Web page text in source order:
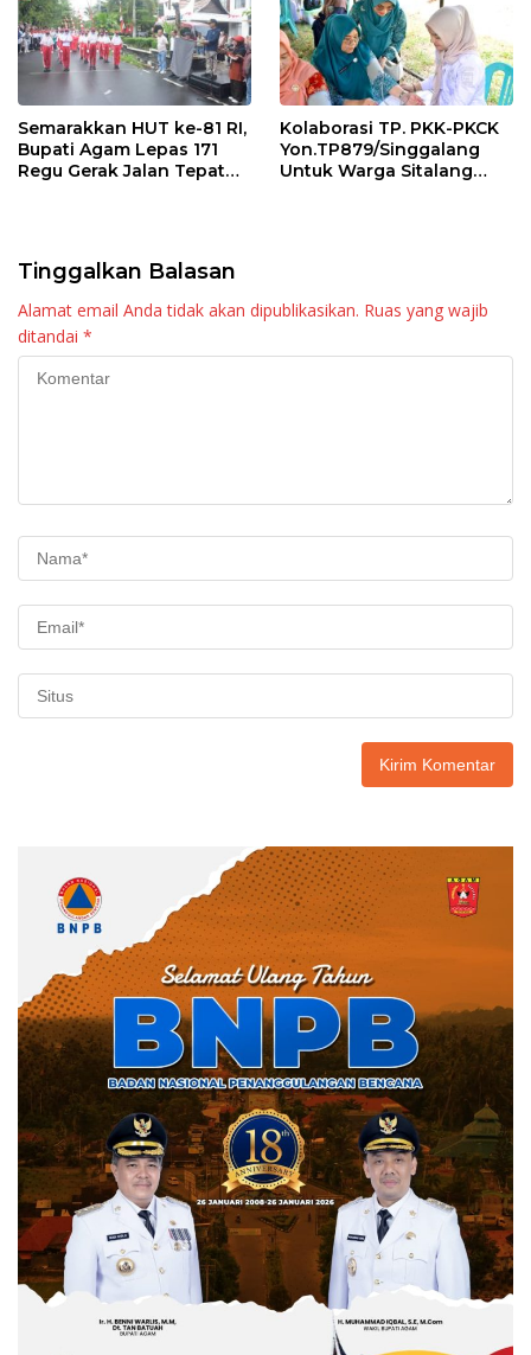
Semarakkan HUT ke-81 RI,
Bupati Agam Lepas 171
Regu Gerak Jalan Tepat
Kolaborasi TP. PKK-PKCK
Yon.TP879/Singgalang
Untuk Warga Sitalang
Tinggalkan Balasan
Alamat email Anda tidak akan dipublikasikan. Ruas yang wajib
ditandai *